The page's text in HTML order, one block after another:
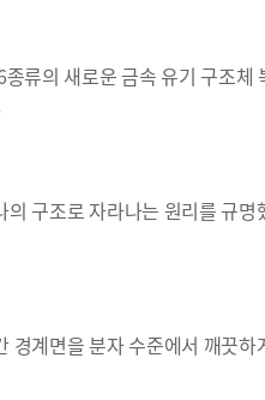
류의 새로운 금속 유기 구조
구조로 자라나는 원리를 규
계면을 분자 수준에서 깨끗